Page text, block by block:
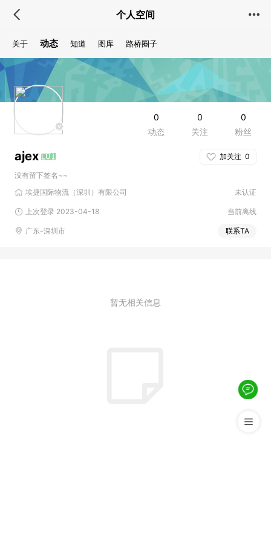
个人空间
0
粉丝
0
关注
0
动态
ajex 加关注 0
没有留下签名~~
埃捷国际物流（深圳）有限公司
未认证
上次登录 2023-04-18 当前离线
广东-深圳市 联系TA
关于 动态 知道 图库 路桥圈子
暂无相关信息